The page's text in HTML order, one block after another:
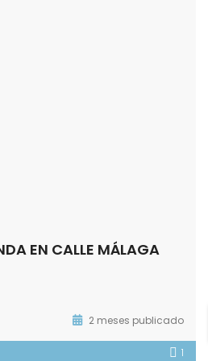
EN CALLE MÁLAGA
2 meses publicado
1